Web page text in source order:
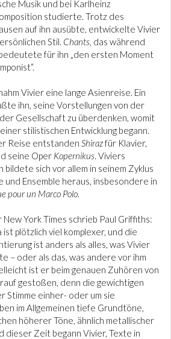
Musik und bei Karlheinz
studierte. Trotz des
auf ihn ausübte, entwickelte Vivier
Stil. Chants, das während
für ihn „den ersten Moment
Vivier eine lange Asienreise. Ein
ihn, seine Vorstellungen von der
Gesellschaft zu überdenken, womit
stilistischen Entwicklung begann.
Reise entstanden Shirazfür Klavier,
seine Oper Kopernikus. Viviers
bildete sich vor allem in seinem Zyklus
und Ensemble heraus, insbesondere in
pour un Marco Polo.
York Times schrieb Paul Griffiths:
ist plötzlich viel komplexer, und die
ist anders als alles, was Vivier
– oder als das, was andere vor ihm
ist er beim genauen Zuhören von
gestoßen, denn die gewichtigen
Stimme einher- oder um sie
im Allgemeinen tiefe Grundtöne,
höherer Töne, ähnlich metallischer
dieser Zeit begann Vivier, Texte in